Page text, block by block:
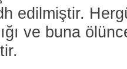
edilmiştir.
ve buna